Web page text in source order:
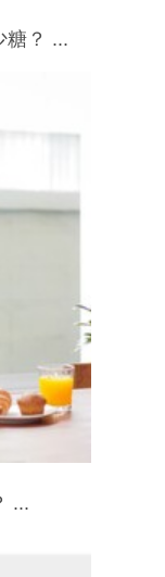
糖？ ...
...